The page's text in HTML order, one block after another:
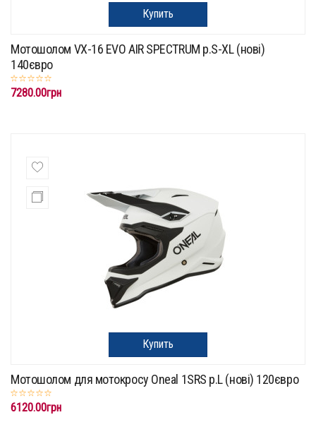
Купить
Мотошолом VX-16 EVO AIR SPECTRUM p.S-XL (нові)
140євро
7280.00грн
Купить
Мотошолом для мотокросу Oneal 1SRS p.L (нові) 120євро
6120.00грн